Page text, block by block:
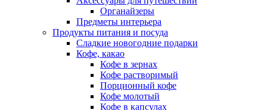
Органайзеры
Предметы интерьера
Продукты питания и посуда
Сладкие новогодние подарки
Кофе, какао
Кофе в зернах
Кофе растворимый
Порционный кофе
Кофе молотый
Кофе в капсулах